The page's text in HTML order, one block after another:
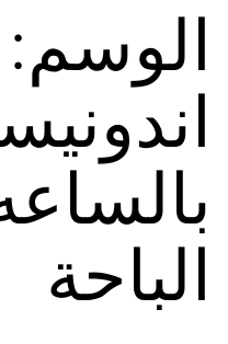
الوسم:
الباحة